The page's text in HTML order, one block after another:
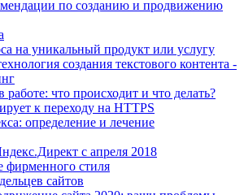
по созданию и продвижению
на уникальный продукт или услугу
создания текстового контента -
что происходит и что делать?
к переходу на HTTPS
определение и лечение
с апреля 2018
стиля
сайтов